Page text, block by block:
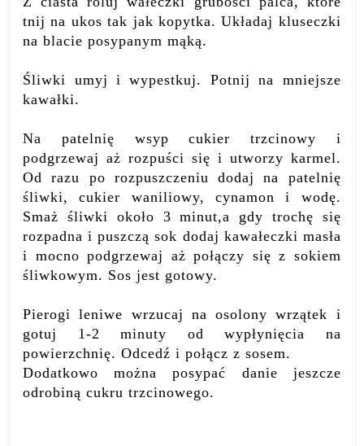
tnij na ukos tak jak kopytka. Układaj kluseczki
na blacie posypanym mąką.
Śliwki umyj i wypestkuj. Potnij na mniejsze
kawałki.
Na patelnię wsyp cukier trzcinowy i
podgrzewaj aż rozpuści się i utworzy karmel.
Od razu po rozpuszczeniu dodaj na patelnię
śliwki, cukier waniliowy, cynamon i wodę.
Smaż śliwki około 3 minut,a gdy trochę się
rozpadna i puszczą sok dodaj kawałeczki masła
i mocno podgrzewaj aż połączy się z sokiem
śliwkowym. Sos jest gotowy.
Pierogi leniwe wrzucaj na osolony wrzątek i
gotuj 1-2 minuty od wypłynięcia na
powierzchnię. Odcedź i połącz z sosem.
Dodatkowo można posypać danie jeszcze
odrobiną cukru trzcinowego.